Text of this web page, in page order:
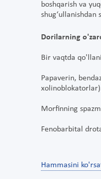
boshqarish va
shug‘ullanishdan
Dorilarning
Bir vaqtda
Papaverin,
Morfinning
Fenobarbital
Hammasini